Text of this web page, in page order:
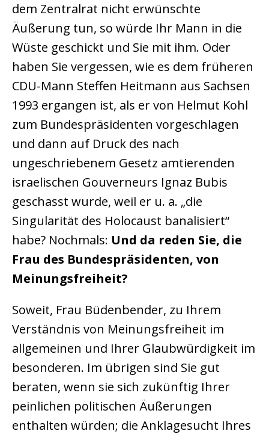
dem Zentralrat nicht erwünschte
Äußerung tun, so würde Ihr Mann in die
Wüste geschickt und Sie mit ihm. Oder
haben Sie vergessen, wie es dem früheren
CDU-Mann Steffen Heitmann aus Sachsen
1993 ergangen ist, als er von Helmut Kohl
zum Bundespräsidenten vorgeschlagen
und dann auf Druck des nach
ungeschriebenem Gesetz amtierenden
israelischen Gouverneurs Ignaz Bubis
geschasst wurde, weil er u. a. „die
Singularität des Holocaust banalisiert“
habe? Nochmals: Und da reden Sie, die
Frau des Bundespräsidenten, von
Meinungsfreiheit?
Soweit, Frau Büdenbender, zu Ihrem
Verständnis von Meinungsfreiheit im
allgemeinen und Ihrer Glaubwürdigkeit im
besonderen. Im übrigen sind Sie gut
beraten, wenn sie sich zukünftig Ihrer
peinlichen politischen Äußerungen
enthalten würden; die Anklagesucht Ihres